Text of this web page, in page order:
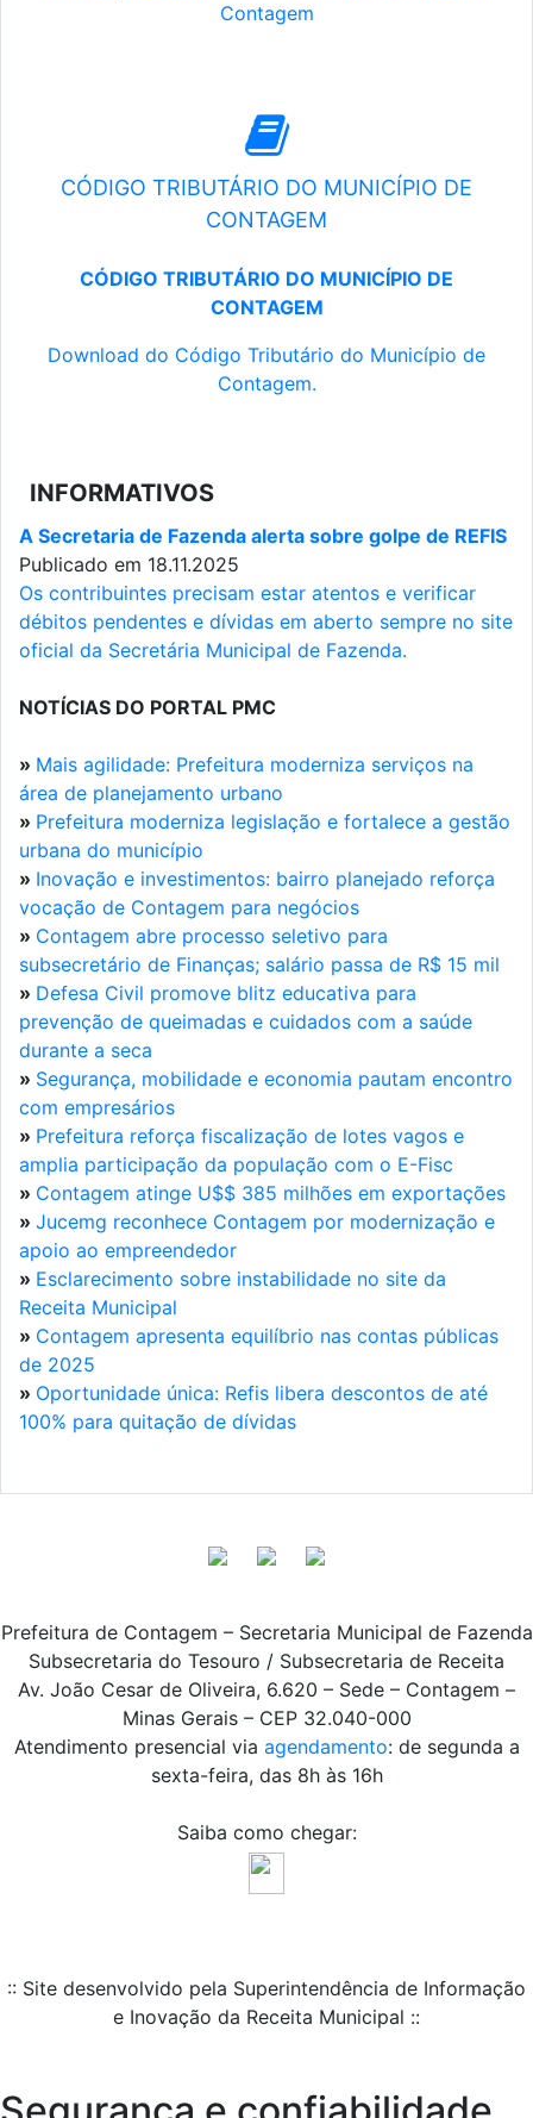
Contagem
CÓDIGO TRIBUTÁRIO DO MUNICÍPIO DE
CONTAGEM
CÓDIGO TRIBUTÁRIO DO MUNICÍPIO DE
CONTAGEM
Download do Código Tributário do Município de
Contagem.
INFORMATIVOS
A Secretaria de Fazenda alerta sobre golpe de REFIS
Publicado em 18.11.2025
Os contribuintes precisam estar atentos e verificar
débitos pendentes e dívidas em aberto sempre no site
oficial da Secretária Municipal de Fazenda.
NOTÍCIAS DO PORTAL PMC
» Mais agilidade: Prefeitura moderniza serviços na
área de planejamento urbano
» Prefeitura moderniza legislação e fortalece a gestão
urbana do município
» Inovação e investimentos: bairro planejado reforça
vocação de Contagem para negócios
» Contagem abre processo seletivo para
subsecretário de Finanças; salário passa de R$ 15 mil
» Defesa Civil promove blitz educativa para
prevenção de queimadas e cuidados com a saúde
durante a seca
» Segurança, mobilidade e economia pautam encontro
com empresários
» Prefeitura reforça fiscalização de lotes vagos e
amplia participação da população com o E-Fisc
» Contagem atinge U$$ 385 milhões em exportações
» Jucemg reconhece Contagem por modernização e
apoio ao empreendedor
» Esclarecimento sobre instabilidade no site da
Receita Municipal
» Contagem apresenta equilíbrio nas contas públicas
de 2025
» Oportunidade única: Refis libera descontos de até
100% para quitação de dívidas
Prefeitura de Contagem – Secretaria Municipal de Fazenda
Subsecretaria do Tesouro / Subsecretaria de Receita
Av. João Cesar de Oliveira, 6.620 – Sede – Contagem –
Minas Gerais – CEP 32.040-000
Atendimento presencial via agendamento: de segunda a
sexta-feira, das 8h às 16h
Saiba como chegar:
:: Site desenvolvido pela Superintendência de Informação
e Inovação da Receita Municipal ::